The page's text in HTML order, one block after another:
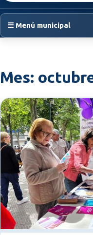
☰ Menú municipal
Mes: